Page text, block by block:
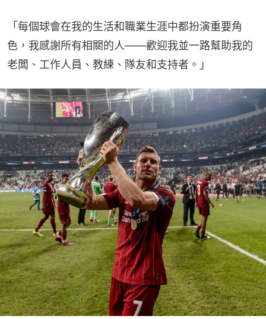
「每個球會在我的生活和職業生涯中都扮演重要角
色，我感謝所有相關的人——歡迎我並一路幫助我的
老闆、工作人員、教練、隊友和支持者。」